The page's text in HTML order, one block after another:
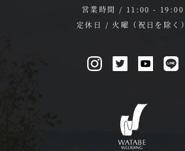
営業時間 / 11:00 - 19:00
定休日 / 火曜（祝日を除く）